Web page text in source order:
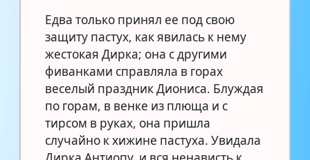
Едва только принял ее под свою
защиту пастух, как явилась к нему
жестокая Дирка; она с другими
фиванками справляла в горах
веселый праздник Диониса. Блуждая
по горам, в венке из плюща и с
тирсом в руках, она пришла
случайно к хижине пастуха. Увидала